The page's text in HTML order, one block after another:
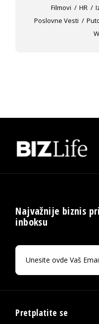
Filmovi
HR
Poslovne Vesti
Najvažnije biznis
inboksu
Pretplatite se